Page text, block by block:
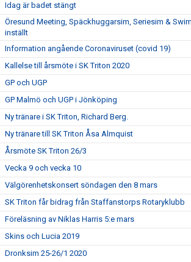
Idag är badet stängt
Öresund Meeting, Späckhuggarsim, Seriesim &
inställt
Information angående Coronaviruset (covid 19)
Kallelse till årsmöte i SK Triton 2020
GP och UGP
GP Malmö och UGP i Jönköping
Ny tränare i SK Triton, Richard Berg.
Ny tränare till SK Triton Åsa Almquist
Årsmöte SK Triton 26/3
Vecka 9 och vecka 10
Välgörenhetskonsert söndagen den 8 mars
SK Triton får bidrag från Staffanstorps Rotaryklubb
Föreläsning av Niklas Harris 5:e mars
Skins och Lucia 2019
Dronksim 25-26/1 2020